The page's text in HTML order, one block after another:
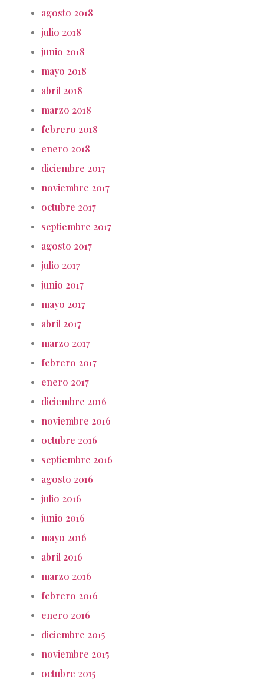
agosto 2018
julio 2018
junio 2018
mayo 2018
abril 2018
marzo 2018
febrero 2018
enero 2018
diciembre 2017
noviembre 2017
octubre 2017
septiembre 2017
agosto 2017
julio 2017
junio 2017
mayo 2017
abril 2017
marzo 2017
febrero 2017
enero 2017
diciembre 2016
noviembre 2016
octubre 2016
septiembre 2016
agosto 2016
julio 2016
junio 2016
mayo 2016
abril 2016
marzo 2016
febrero 2016
enero 2016
diciembre 2015
noviembre 2015
octubre 2015